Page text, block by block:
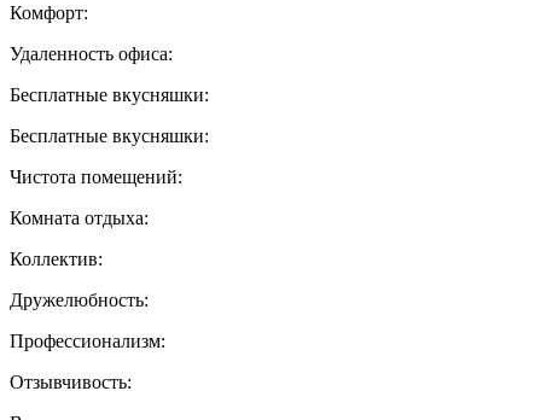
Комфорт:
Удаленность офиса:
Бесплатные вкусняшки:
Бесплатные вкусняшки:
Чистота помещений:
Комната отдыха:
Коллектив:
Дружелюбность:
Профессионализм:
Отзывчивость: